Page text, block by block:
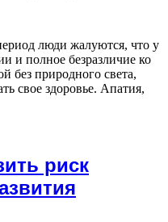
люди жалуются, что у
и полное безразличие ко
без природного света,
свое здоровье. Апатия,
риск